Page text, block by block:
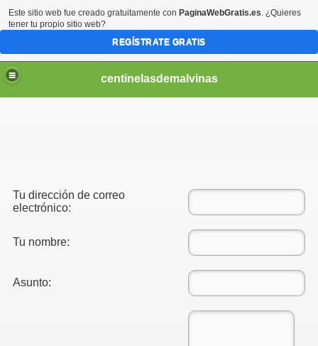
centinelasdemalvinas
Tu dirección de correo
electrónico:
Tu nombre:
Asunto:
Este sitio web fue creado gratuitamente con PaginaWebGratis.es. ¿Quieres
tener tu propio sitio web?
REGÍSTRATE GRATIS